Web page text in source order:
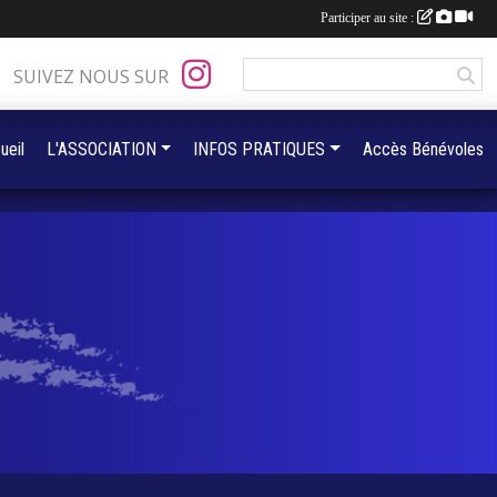
SUIVEZ NOUS SUR
L'ASSOCIATION INFOS PRATIQUES Accès Bénévoles
Participer au site :